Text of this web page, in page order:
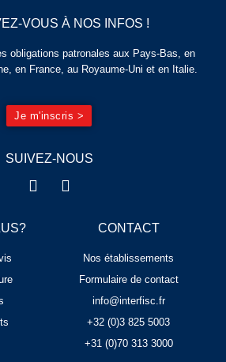
CONTACT
Nos établissements
Formulaire de contact
info@interfisc.fr
+32 (0)3 825 5003
+31 (0)70 313 3000
SUIVEZ-NOUS
VOUS À NOS INFOS !
obligations patronales aux Pays-Bas, en
en France, au Royaume-Uni et en Italie.
Je m'inscris >